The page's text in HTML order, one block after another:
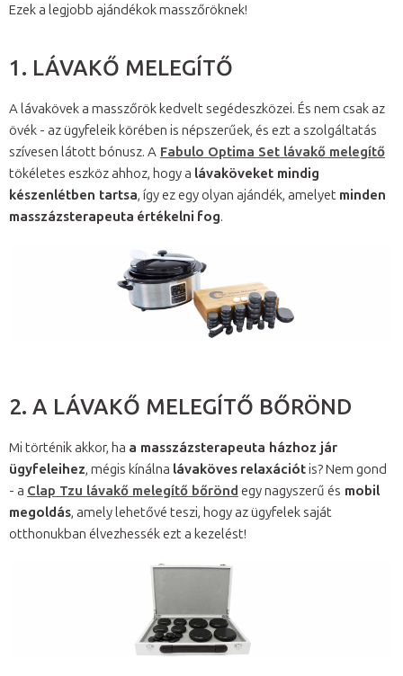
Ezek a legjobb ajándékok masszőröknek!
1. LÁVAKŐ MELEGÍTŐ
A lávakövek a masszőrök kedvelt segédeszközei. És nem csak az
övék - az ügyfeleik körében is népszerűek, és ezt a szolgáltatás
szívesen látott bónusz. A Fabulo Optima Set lávakő melegítő
tökéletes eszköz ahhoz, hogy a lávaköveket mindig
készenlétben tartsa, így ez egy olyan ajándék, amelyet minden
masszázsterapeuta értékelni fog.
2. A LÁVAKŐ MELEGÍTŐ BŐRÖND
Mi történik akkor, ha a masszázsterapeuta házhoz jár
ügyfeleihez, mégis kínálna lávaköves relaxációtis? Nem gond
- a Clap Tzu lávakő melegítő bőrönd egy nagyszerű és mobil
megoldás, amely lehetővé teszi, hogy az ügyfelek saját
otthonukban élvezhessék ezt a kezelést!